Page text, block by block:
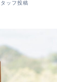
タッフ投稿